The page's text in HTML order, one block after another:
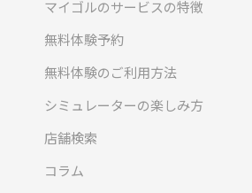
マイゴルのサービスの特徴
無料体験予約
無料体験のご利用方法
シミュレーターの楽しみ方
店舗検索
コラム